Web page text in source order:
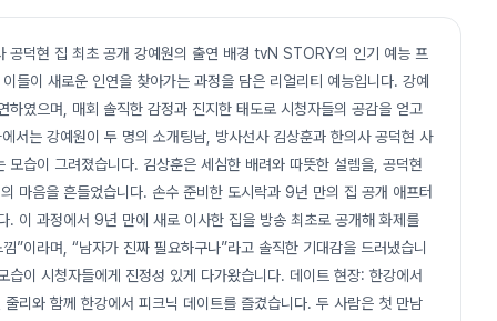
공덕현 집 최초 공개 강예원의 출연 배경 tvN STORY의 인기 예능 프
들이 새로운 인연을 찾아가는 과정을 담은 리얼리티 예능입니다. 강예
였으며, 매회 솔직한 감정과 진지한 태도로 시청자들의 공감을 얻고
서는 강예원이 두 명의 소개팅남, 방사선사 김상훈과 한의사 공덕현 사
습이 그려졌습니다. 김상훈은 세심한 배려와 따뜻한 설렘을, 공덕현
마음을 흔들었습니다. 손수 준비한 도시락과 9년 만의 집 공개 애프터
. 이 과정에서 9년 만에 새로 이사한 집을 방송 최초로 공개해 화제를
”이라며, “남자가 진짜 필요하구나”라고 솔직한 기대감을 드러냈습니
이 시청자들에게 진정성 있게 다가왔습니다. 데이트 현장: 한강에서
리와 함께 한강에서 피크닉 데이트를 즐겼습니다. 두 사람은 첫 만남